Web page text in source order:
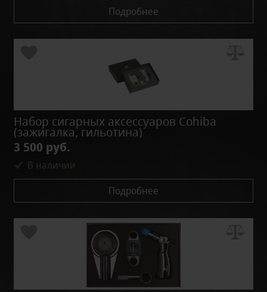
Подробнее
Набор сигарных аксессуаров Cohiba
(зажигалка, гильотина)
3 500 руб.
В наличии
Подробнее